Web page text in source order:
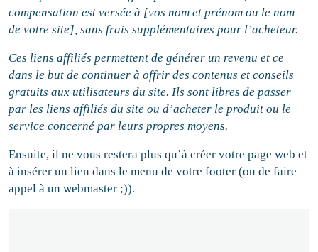
compensation est versée à [vos nom et prénom ou le nom
de votre site], sans frais supplémentaires pour l’acheteur.
Ces liens affiliés permettent de générer un revenu et ce
dans le but de continuer à offrir des contenus et conseils
gratuits aux utilisateurs du site. Ils sont libres de passer
par les liens affiliés du site ou d’acheter le produit ou le
service concerné par leurs propres moyens.
Ensuite, il ne vous restera plus qu’à créer votre page web et
à insérer un lien dans le menu de votre footer (ou de faire
appel à un webmaster ;)).